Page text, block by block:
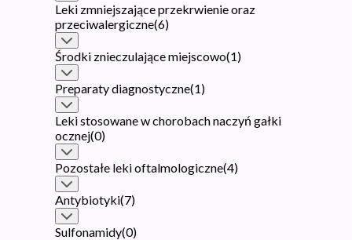
Leki zmniejszające przekrwienie oraz
przeciwalergiczne(6)
Środki znieczulające miejscowo(1)
Preparaty diagnostyczne(1)
Leki stosowane w chorobach naczyń gałki
ocznej(0)
Pozostałe leki oftalmologiczne(4)
Antybiotyki(7)
Sulfonamidy(0)